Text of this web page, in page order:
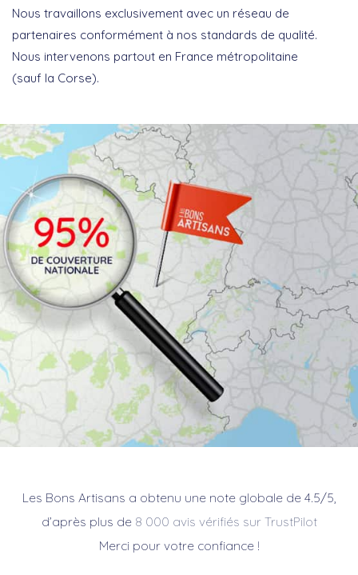
Nous travaillons exclusivement avec un réseau de
partenaires conformément à nos standards de qualité.
Nous intervenons partout en France métropolitaine
(sauf la Corse).
Les Bons Artisans a obtenu une note globale de 4.5/5,
d’après plus de 8 000 avis vérifiés sur TrustPilot
Merci pour votre confiance !